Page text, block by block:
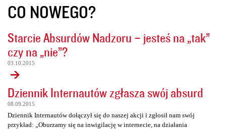
CO NOWEGO?
Starcie Absurdów Nadzoru – jesteś na „tak”
czy na „nie”?
03.10.2015
Dziennik Internautów zgłasza swój absurd
08.09.2015
Dziennik Internautów dołączył się do naszej akcji i zgłosił nam swój
przykład: „Oburzamy się na inwigilację w internecie, na działania